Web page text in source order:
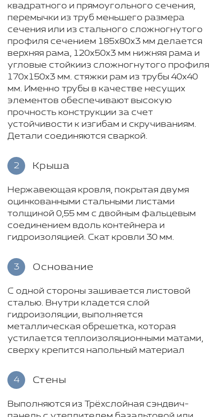
квадратного и прямоугольного сечения,
перемычки из труб меньшего размера
сечения или из стального сложногнутого
профиля сечением 185х80х3 мм делается
верхняя рама, 120х50х3 мм нижняя рама и
угловые стойкииз сложногнутого профиля
170х150х3 мм. стяжки рам из трубы 40х40
мм. Именно трубы в качестве несущих
элементов обеспечивают высокую
прочность конструкции за счет
устойчивости к изгибам и скручиваниям.
Детали соединяются сваркой.
2 Крыша
Нержавеющая кровля, покрытая двумя
оцинкованными стальными листами
толщиной 0,55 мм с двойным фальцевым
соединением вдоль контейнера и
гидроизоляцией. Скат кровли 30 мм.
3 Основание
С одной стороны зашивается листовой
сталью. Внутри кладется слой
гидроизоляции, выполняется
металлическая обрешетка, которая
устилается теплоизоляционными матами,
сверху крепится напольный материал
4 Стены
Выполняются из Трёхслойная сэндвич-